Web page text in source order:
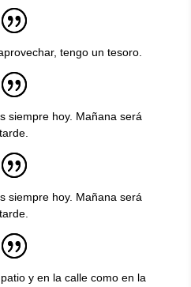
tengo un tesoro.
siempre hoy. Mañana será
tarde.
siempre hoy. Mañana será
tarde.
y en la calle como en la